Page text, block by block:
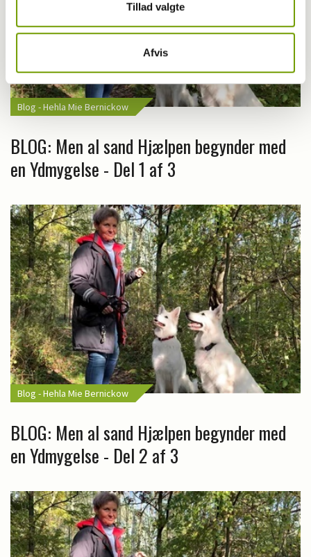
Tillad valgte
Afvis
Blog - Hehla Mie Bernickow
BLOG: Men al sand Hjælpen begynder med
en Ydmygelse - Del 1 af 3
Blog - Hehla Mie Bernickow
BLOG: Men al sand Hjælpen begynder med
en Ydmygelse - Del 2 af 3